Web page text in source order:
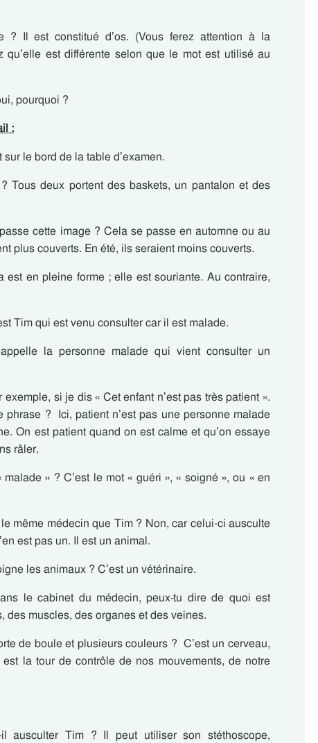
Il est constitué d’os. (Vous ferez attention à la
qu’elle est différente selon que le mot est utilisé au
pourquoi ?
:
le bord de la table d’examen.
Tous deux portent des baskets, un pantalon et des
cette image ? Cela se passe en automne ou au
plus couverts. En été, ils seraient moins couverts.
en pleine forme ; elle est souriante. Au contraire,
Tim qui est venu consulter car il est malade.
la personne malade qui vient consulter un
si je dis « Cet enfant n’est pas très patient ».
phrase ? Ici, patient n’est pas une personne malade
On est patient quand on est calme et qu’on essaye
râler.
» ? C’est le mot « guéri », « soigné », ou « en
même médecin que Tim ? Non, car celui-ci ausculte
est pas un. Il est un animal.
les animaux ? C’est un vétérinaire.
le cabinet du médecin, peux-tu dire de quoi est
des muscles, des organes et des veines.
de boule et plusieurs couleurs ? C’est un cerveau,
la tour de contrôle de nos mouvements, de notre
ausculter Tim ? Il peut utiliser son stéthoscope,